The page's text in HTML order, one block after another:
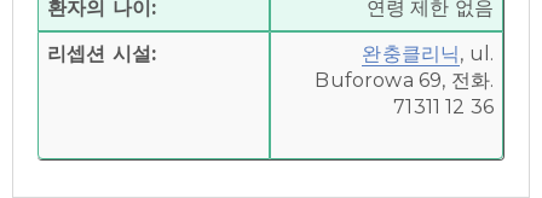
환자의 나이:
연령 제한 없음
리셉션 시설:
완충클리닉, ul.
Buforowa 69, 전화.
71311 12 36